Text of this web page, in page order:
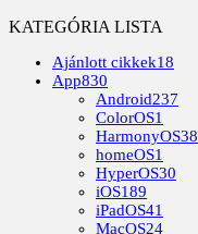
KATEGÓRIA LISTA
Ajánlott cikkek18
App830
Android237
ColorOS1
HarmonyOS38
homeOS1
HyperOS30
iOS189
iPadOS41
MacOS24